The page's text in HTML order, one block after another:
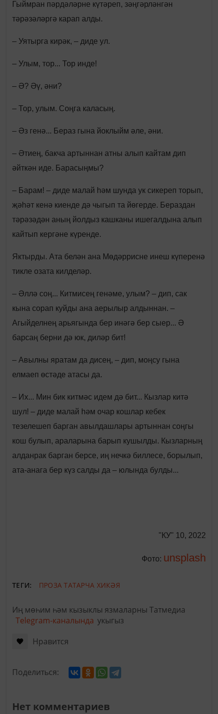
Гыймран пәрдәләрне күтәреп, зәңгәрләнгән
тәрәзәләргә карап алды.
– Уятырга кирәк, – диде ул.
– Улым, тор... Тор инде!
– Ә? Әү, әни?
– Тор, улым. Соңга каласың.
– Әз генә... Бераз гына йоклыйм әле, әни.
– Әтиең, бакча артыннан атны алып кайтам дип
әйткән иде. Барасыңмы?
– Барам! – диде малай һәм шунда ук сикереп торып,
җәһәт кенә киенде дә чыгып та йөгерде. Бераздан
тәрәзәдән аның йолдыз кашканы ишегалдына алып
кайтып кергәне күренде.
Яктырды. Ата белән ана Мөдәррисне инеш күперенә
тикле озата килделәр.
– Әллә соң... Китмисең генәме, улым? – дип, сак
кына сорап куйды ана аерылыр алдыннан. –
Агыйделнең арьягында бер инәгә бер сыер... Ә
барсаң берни дә юк, диләр бит!
– Авылны яратам да дисең, – дип, моңсу гына
елмаеп өстәде атасы да.
– Их... Мин бик китмәс идем дә бит... Кызлар китә
шул! – диде малай һәм очар кошлар кебек
тезелешеп барган авылдашлары артыннан соңгы
кош булып, араларына барып кушылды. Кызларның
алданрак барган берсе, иң нечкә биллесе, борылып,
ата-анага бер күз салды да – юлында булды...
"КУ" 10, 2022
Фото: unsplash
ТЕГИ: ПРОЗА ТАТАРЧА ХИКӘЯ
Иң мөһим һәм кызыклы язмаларны Татмедиа
Telegram-каналында укыгыз
Нравится
Поделиться:
Нет комментариев